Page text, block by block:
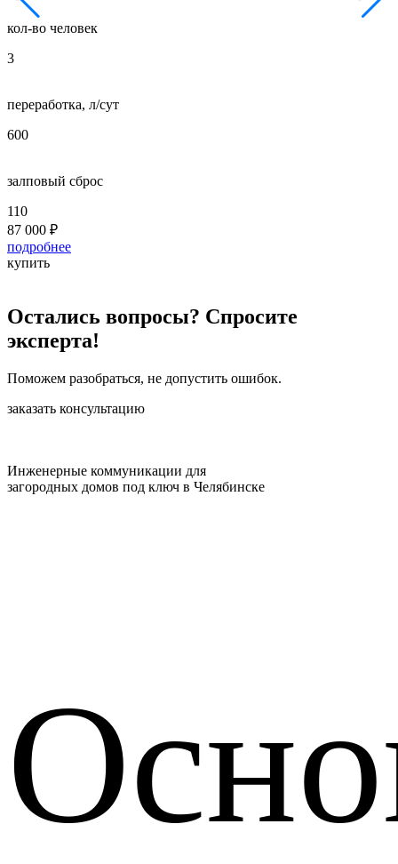
кол-во человек
3
переработка, л/сут
600
залповый сброс
110
87 000 ₽
подробнее
купить
Остались вопросы? Спросите
эксперта!
Поможем разобраться, не допустить ошибок.
заказать консультацию
Инженерные коммуникации для
загородных домов под ключ в Челябинске